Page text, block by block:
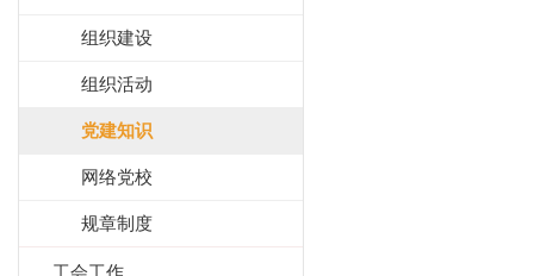
组织建设
组织活动
党建知识
网络党校
规章制度